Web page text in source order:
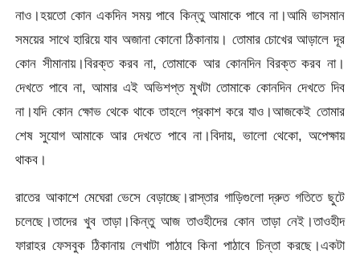
নাও।হয়তো কোন একদিন সময় পাবে কিন্তু আমাকে পাবে না।আমি ভাসমান
সময়ের সাথে হারিয়ে যাব অজানা কোনো ঠিকানায়। তোমার চোখের আড়ালে দূর
কোন সীমানায়।বিরক্ত করব না, তোমাকে আর কোনদিন বিরক্ত করব না।
দেখতে পাবে না, আমার এই অভিশপ্ত মুখটা তোমাকে কোনদিন দেখতে দিব
না।যদি কোন ক্ষোভ থেকে থাকে তাহলে প্রকাশ করে যাও।আজকেই তোমার
শেষ সুযোগ আমাকে আর দেখতে পাবে না।বিদায়, ভালো থেকো, অপেক্ষায়
থাকব।
রাতের আকাশে মেঘেরা ভেসে বেড়াচ্ছে।রাস্তার গাড়িগুলো দ্রুত গতিতে ছুটে
চলেছে।তাদের খুব তাড়া।কিন্তু আজ তাওহীদের কোন তাড়া নেই।তাওহীদ
ফারাহর ফেসবুক ঠিকানায় লেখাটা পাঠাবে কিনা পাঠাবে চিন্তা করছে।একটা